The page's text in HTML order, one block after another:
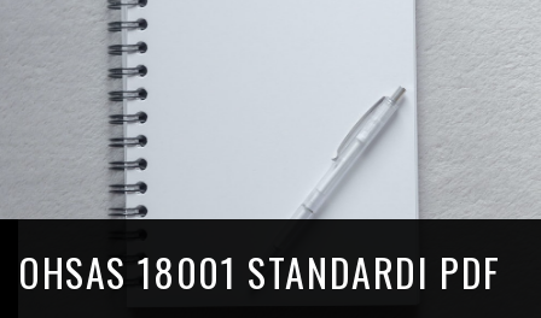
OHSAS 18001 STANDARDI PDF